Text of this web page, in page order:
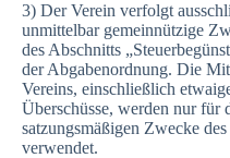
3) Der Verein verfolgt
unmittelbar gemeinnützige
des Abschnitts
der Abgabenordnung. Die
Vereins, einschließlich
Überschüsse, werden nur für
satzungsmäßigen Zwecke
verwendet.